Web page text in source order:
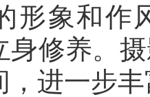
形象和作
身修养。
，进一步